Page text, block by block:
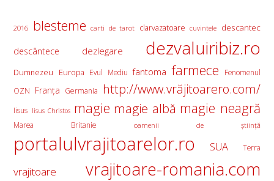
2016 blesteme carti de tarot clarvazatoare cuvintele descantec
descântece dezlegare dezvaluiribiz.ro
Dumnezeu Europa Evul Mediu fantoma farmece
Fenomenul
OZN
Franţa Germania http://www.vrăjitoarero.com/
Iisus Iisus Christos magie magie albă magie neagră
Marea Britanie oamenii de ştiinţă
portalulvrajitoarelor.ro SUA Terra
vrajitoare
vrajitoare-romania.com